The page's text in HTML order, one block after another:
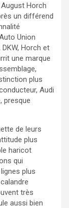
Horch
un différend
Union
Horch et
une marque
plus
Audi
presque
de leurs
plus
haricot
qui
plus
très
aussi bien